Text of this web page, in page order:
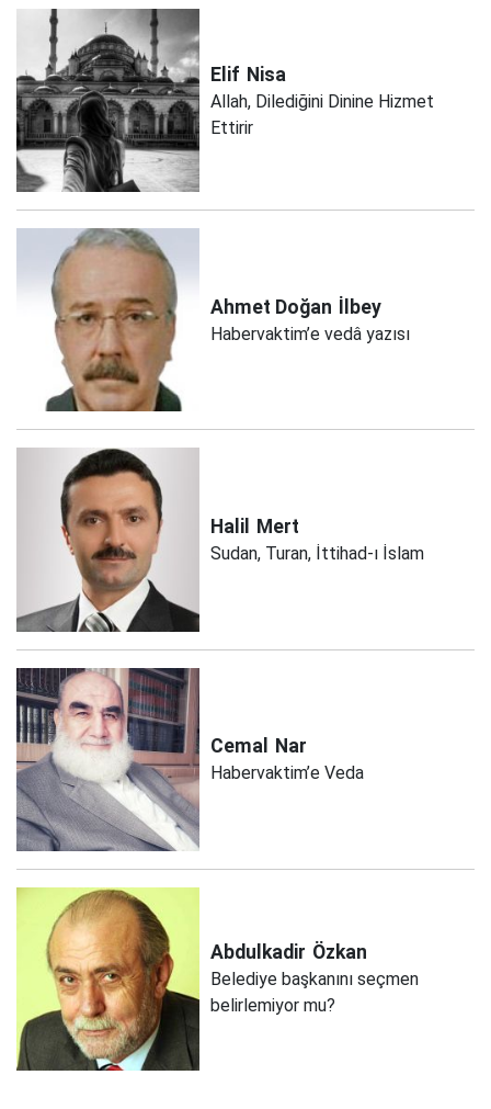
Elif Nisa
Allah, Dilediğini Dinine Hizmet
Ettirir
Ahmet Doğan İlbey
Habervaktim’e vedâ yazısı
Halil Mert
Sudan, Turan, İttihad-ı İslam
Cemal Nar
Habervaktim’e Veda
Abdulkadir Özkan
Belediye başkanını seçmen
belirlemiyor mu?